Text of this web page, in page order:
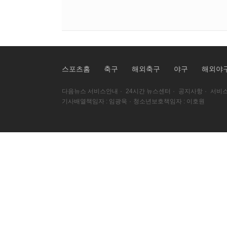
스포츠홈 축구 해외축구 야구 해외야
다음뉴스 서비스안내 · 24시간 뉴스센터 · 공지사항 ·
서비
기사배열책임자 : 임광욱 · 청소년보호책임자 : 이호원